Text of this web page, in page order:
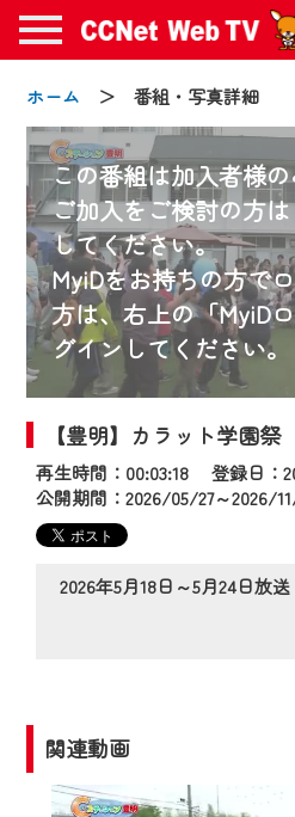
ホーム ＞ 番組・写真詳細
この番組は加入者様
ご加入をご検討の方
してください。
MyiDをお持ちの方で
方は、右上の「MyiD
グインしてください。
【豊明】カラット学園祭
再生時間：00:03:18 登録日：
公開期間：2026/05/27～2026/
2026年5月18日～5月24日放送
関連動画
お知
2024/09/02
動画配信サービス『
年9月24日からリニュー
【変更点】
◆デザイン変更により
の動画コンテンツが一目
◆当社アプリやＰＣブ
でも・どこでも・外出先
2024年9月24日からは
ビス向上のため、